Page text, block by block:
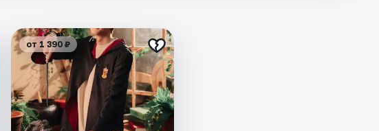
от 1 390 ₽